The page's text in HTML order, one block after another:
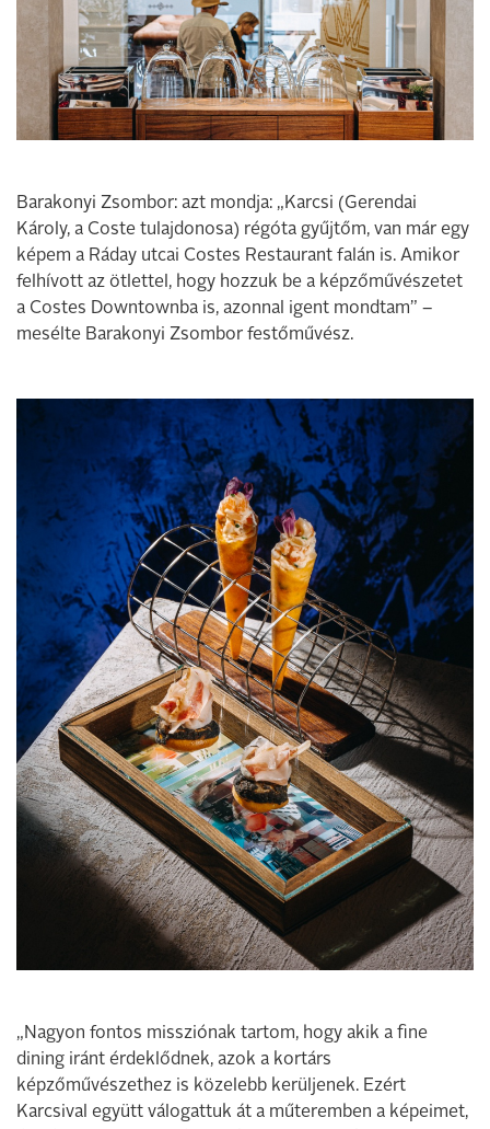
Barakonyi Zsombor: azt mondja: „Karcsi (Gerendai
Károly, a Coste tulajdonosa) régóta gyűjtőm, van már egy
képem a Ráday utcai Costes Restaurant falán is. Amikor
felhívott az ötlettel, hogy hozzuk be a képzőművészetet
a Costes Downtownba is, azonnal igent mondtam” –
mesélte Barakonyi Zsombor festőművész.
„Nagyon fontos missziónak tartom, hogy akik a fine
dining iránt érdeklődnek, azok a kortárs
képzőművészethez is közelebb kerüljenek. Ezért
Karcsival együtt válogattuk át a műteremben a képeimet,